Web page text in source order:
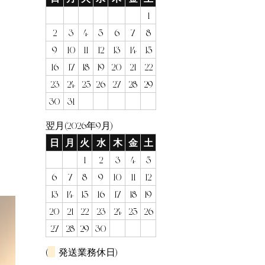
1
2
3 4 5 6 7
8
9
10 11 12 13 14
15
16
17 18 19 20 21
22
23
24 25 26 27 28
29
30
31
翌月(2026年9月)
日
月 火 水 木 金 土
1
2 3 4
5
6
7 8 9 10 11
12
13
14 15 16 17 18
19
20
21 22 23 24 25
26
27
28 29 30
( 発送業務休日)